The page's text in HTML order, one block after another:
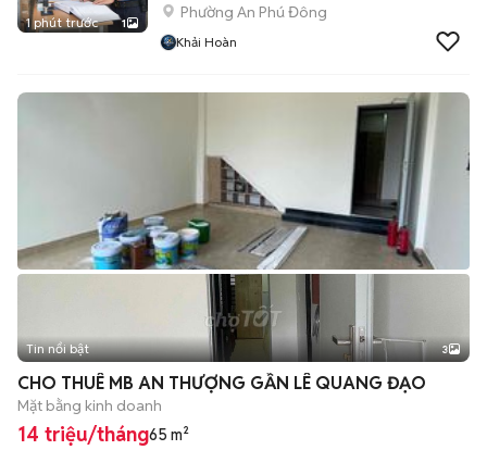
1 phút trước 1
Phường An Phú Đông
Khải Hoàn
Tin nổi bật 3
CHO THUÊ MB AN THƯỢNG GẦN LÊ QUANG ĐẠO
Mặt bằng kinh doanh
14 triệu/tháng65 m²